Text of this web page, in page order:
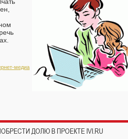
медиа
ДОЛЮ В ПРОЕКТЕ IVI.RU